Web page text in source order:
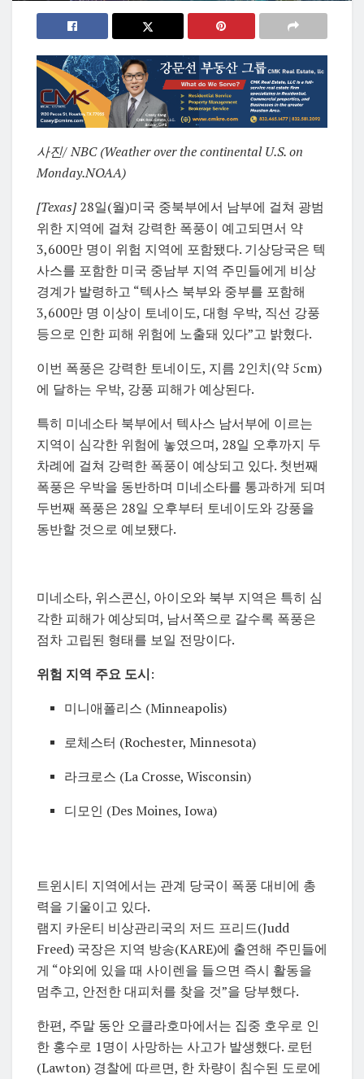
사진/ NBC (Weather over the continental U.S. on
Monday.NOAA)
[Texas]28일(월)미국 중북부에서 남부에 걸쳐 광범
위한 지역에 걸쳐 강력한 폭풍이 예고되면서 약
3,600만 명이 위험 지역에 포함됐다. 기상당국은 텍
사스를 포함한 미국 중남부 지역 주민들에게 비상
경계가 발령하고 “텍사스 북부와 중부를 포함해
3,600만 명 이상이 토네이도, 대형 우박, 직선 강풍
등으로 인한 피해 위험에 노출돼 있다”고 밝혔다.
이번 폭풍은 강력한 토네이도, 지름 2인치(약 5cm)
에 달하는 우박, 강풍 피해가 예상된다.
특히 미네소타 북부에서 텍사스 남서부에 이르는
지역이 심각한 위험에 놓였으며, 28일 오후까지 두
차례에 걸쳐 강력한 폭풍이 예상되고 있다. 첫번째
폭풍은 우박을 동반하며 미네소타를 통과하게 되며
두번째 폭풍은 28일 오후부터 토네이도와 강풍을
동반할 것으로 예보됐다.
미네소타, 위스콘신, 아이오와 북부 지역은 특히 심
각한 피해가 예상되며, 남서쪽으로 갈수록 폭풍은
점차 고립된 형태를 보일 전망이다.
위험 지역 주요 도시:
미니애폴리스 (Minneapolis)
로체스터 (Rochester, Minnesota)
라크로스 (La Crosse, Wisconsin)
디모인 (Des Moines, Iowa)
트윈시티 지역에서는 관계 당국이 폭풍 대비에 총
력을 기울이고 있다.
램지 카운티 비상관리국의 저드 프리드(Judd
Freed) 국장은 지역 방송(KARE)에 출연해 주민들에
게 “야외에 있을 때 사이렌을 들으면 즉시 활동을
멈추고, 안전한 대피처를 찾을 것”을 당부했다.
한편, 주말 동안 오클라호마에서는 집중 호우로 인
한 홍수로 1명이 사망하는 사고가 발생했다. 로턴
(Lawton) 경찰에 따르면, 한 차량이 침수된 도로에